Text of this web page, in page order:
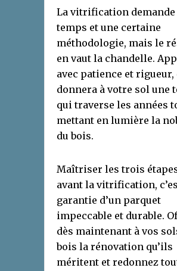
La vitrification demande
temps et une certaine
méthodologie, mais le
en vaut la chandelle.
avec patience et rigueur,
donnera à votre sol une
qui traverse les années
mettant en lumière la
du bois.
Maîtriser les trois
avant la vitrification,
garantie d’un parquet
impeccable et durable.
dès maintenant à vos
bois la rénovation qu’ils
méritent et redonnez